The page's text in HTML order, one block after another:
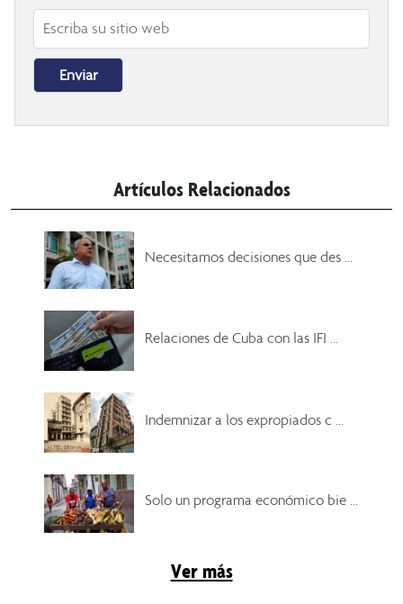
Artículos Relacionados
Necesitamos decisiones que des ...
Relaciones de Cuba con las IFI ...
Indemnizar a los expropiados c ...
Solo un programa económico bie ...
Ver más